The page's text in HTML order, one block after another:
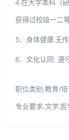
4.在大学本科（
获得过校级一二
5．身体健康,无
6．文化认同:遵
职位类别:教育/
专业要求:文学,